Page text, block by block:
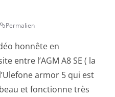
Permalien
honnête en
entre l’AGM A8 SE ( la
armor 5 qui est
et fonctionne très